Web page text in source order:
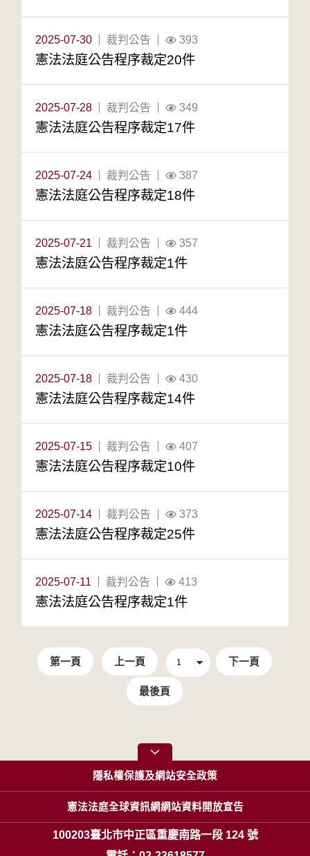
2025-07-30 裁判公告 393
憲法法庭公告程序裁定20件
2025-07-28 裁判公告 349
憲法法庭公告程序裁定17件
2025-07-24 裁判公告 387
憲法法庭公告程序裁定18件
2025-07-21 裁判公告 357
憲法法庭公告程序裁定1件
2025-07-18 裁判公告 444
憲法法庭公告程序裁定1件
2025-07-18 裁判公告 430
憲法法庭公告程序裁定14件
2025-07-15 裁判公告 407
憲法法庭公告程序裁定10件
2025-07-14 裁判公告 373
憲法法庭公告程序裁定25件
2025-07-11 裁判公告 413
憲法法庭公告程序裁定1件
第一頁 上一頁 下一頁
最後頁
隱私權保護及網站安全政策
憲法法庭全球資訊網網站資料開放宣告
100203臺北市中正區重慶南路一段 124 號